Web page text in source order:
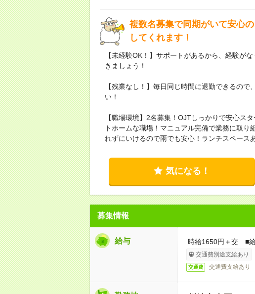
複数名募集で同期がいて安心
してくれます！
【未経験OK！】サポートがあるから、経験が
きましょう！
【残業なし！】毎日同じ時間に退勤できるの
い！
【職場環境】2名募集！OJTしっかりで安心ス
トホームな職場！マニュアル完備で業務に取
れずにいけるので雨でも安心！ランチスペース
気になる！
募集情報
給与 時給1650円＋交 ■給
交通費別途支給あり
交通費 交通費支給あり